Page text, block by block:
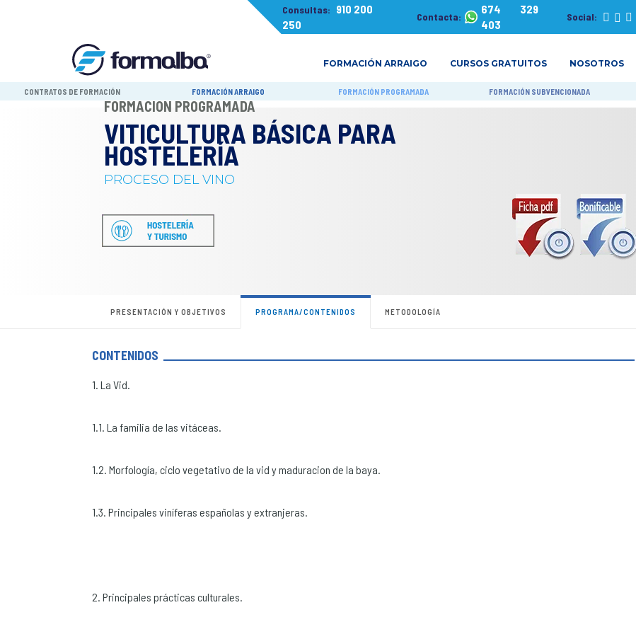
Consultas: 910 200
250
Contacta:
674 329
403
Social:
FORMACIÓN ARRAIGO CURSOS GRATUITOS NOSOTROS
CONTRATOS DE FORMACIÓN FORMACIÓN ARRAIGO FORMACIÓN PROGRAMADA FORMACIÓN SUBVENCIONADA
FORMACIÓN PROGRAMADA
VITICULTURA BÁSICA PARA
HOSTELERÍA
PROCESO DEL VINO
PRESENTACIÓN Y OBJETIVOS PROGRAMA/CONTENIDOS METODOLOGÍA
CONTENIDOS
1. La Vid.
1.1. La familia de las vitáceas.
1.2. Morfología, ciclo vegetativo de la vid y maduracion de la baya.
1.3. Principales viníferas españolas y extranjeras.
2. Principales prácticas culturales.